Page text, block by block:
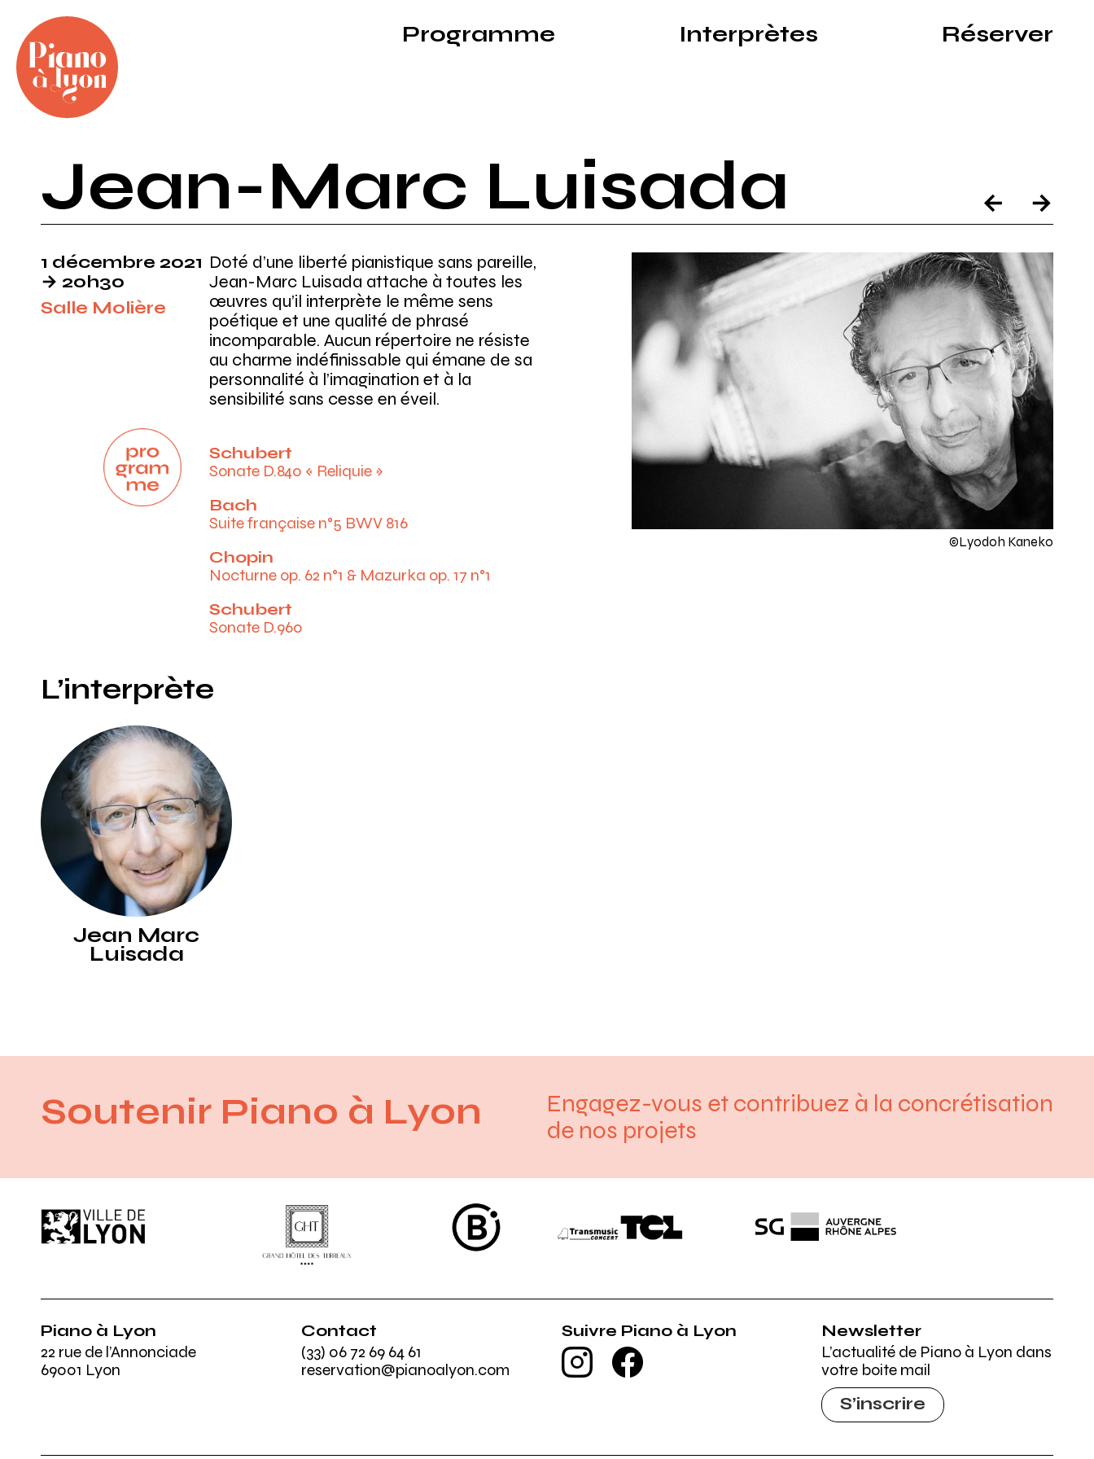
content
Piano à Lyon Programme Interprètes Réserver
Jean-Marc Luisada ← →
1 décembre 2021
→ 20h30
Salle Molière
©Lyodoh Kaneko
Doté d’une liberté pianistique sans pareille,
Jean-Marc Luisada attache à toutes les
œuvres qu’il interprète le même sens
poétique et une qualité de phrasé
incomparable. Aucun répertoire ne résiste
au charme indéfinissable qui émane de sa
personnalité à l’imagination et à la
sensibilité sans cesse en éveil.
Programme
Schubert
Sonate D.840 « Reliquie »
Bach
Suite française n°5 BWV 816
Chopin
Nocturne op. 62 n°1 & Mazurka op. 17 n°1
Schubert
Sonate D.960
L’interprète
Jean Marc
Luisada
Soutenir Piano à Lyon
Engagez-vous et contribuez à la concrétisation
de nos projets
Ville de Lyon GHT B. Transmusic Concert
TCL Société générale
Piano à Lyon
22 rue de l’Annonciade
69001 Lyon
Contact
(33) 06 72 69 64 61
reservation@pianoalyon.com
Suivre Piano à Lyon
InstagramFacebook
Newsletter
L’actualité de Piano à Lyon dans
votre boite mail
S’inscrire